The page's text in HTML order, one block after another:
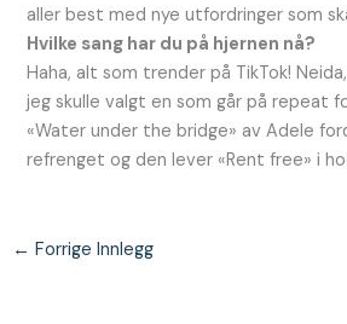
aller best med nye utfordringer som
Hvilke sang har du på hjernen nå?
Haha, alt som trender på TikTok!
jeg skulle valgt en som går på repeat
«Water under the bridge» av Adele
refrenget og den lever «Rent free» i
← Forrige Innlegg